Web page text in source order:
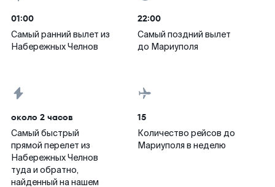
01:00
Самый ранний вылет из
Набережных Челнов
22:00
Самый поздний вылет
до Мариуполя
около 2 часов
Самый быстрый
прямой перелет из
Набережных Челнов
туда и обратно,
найденный на нашем
15
Количество рейсов до
Мариуполя в неделю